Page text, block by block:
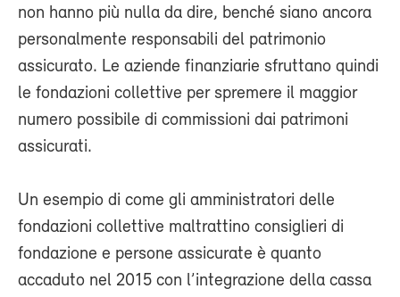
non hanno più nulla da dire, benché siano ancora
personalmente responsabili del patrimonio
assicurato. Le aziende finanziarie sfruttano quindi
le fondazioni collettive per spremere il maggior
numero possibile di commissioni dai patrimoni
assicurati.
Un esempio di come gli amministratori delle
fondazioni collettive maltrattino consiglieri di
fondazione e persone assicurate è quanto
accaduto nel 2015 con l’integrazione della cassa